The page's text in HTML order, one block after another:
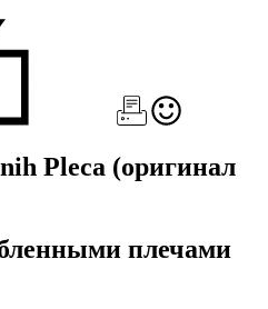
Pleca (оригинал
плечами